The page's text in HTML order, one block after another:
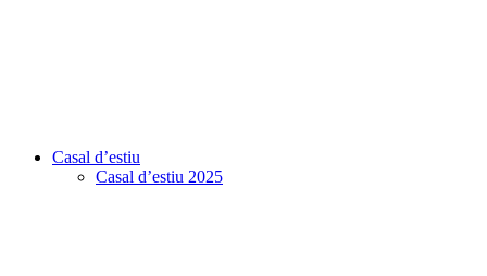
Casal d’estiu
Casal d’estiu 2025